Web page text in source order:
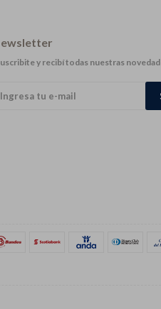
y recibí todas nuestras